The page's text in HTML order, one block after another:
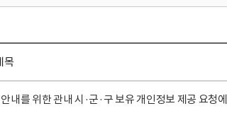
목
내를 위한 관내 시·군·구 보유 개인정보 제공 요청에